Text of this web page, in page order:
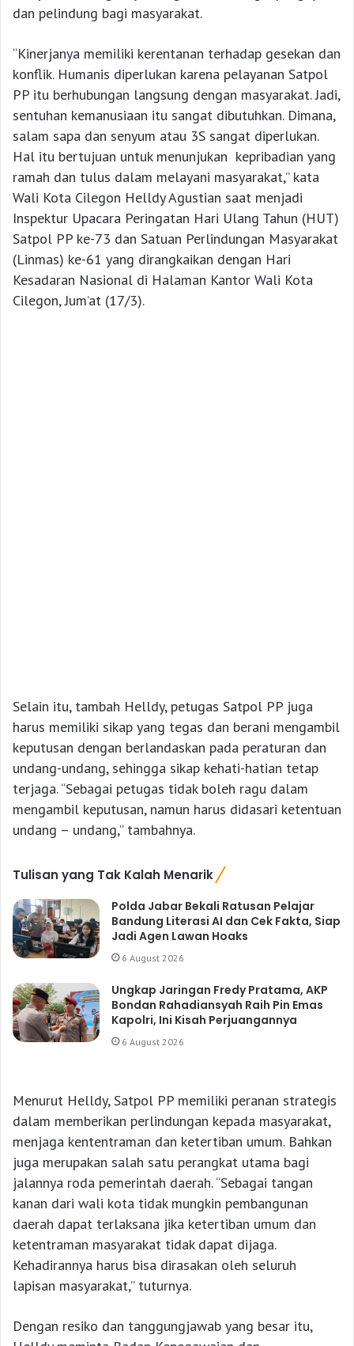
dan pelindung bagi masyarakat.
“Kinerjanya memiliki kerentanan terhadap gesekan dan
konflik. Humanis diperlukan karena pelayanan Satpol
PP itu berhubungan langsung dengan masyarakat. Jadi,
sentuhan kemanusiaan itu sangat dibutuhkan. Dimana,
salam sapa dan senyum atau 3S sangat diperlukan.
Hal itu bertujuan untuk menunjukan kepribadian yang
ramah dan tulus dalam melayani masyarakat,” kata
Wali Kota Cilegon Helldy Agustian saat menjadi
Inspektur Upacara Peringatan Hari Ulang Tahun (HUT)
Satpol PP ke-73 dan Satuan Perlindungan Masyarakat
(Linmas) ke-61 yang dirangkaikan dengan Hari
Kesadaran Nasional di Halaman Kantor Wali Kota
Cilegon, Jum’at (17/3).
Selain itu, tambah Helldy, petugas Satpol PP juga
harus memiliki sikap yang tegas dan berani mengambil
keputusan dengan berlandaskan pada peraturan dan
undang-undang, sehingga sikap kehati-hatian tetap
terjaga. “Sebagai petugas tidak boleh ragu dalam
mengambil keputusan, namun harus didasari ketentuan
undang – undang,” tambahnya.
Tulisan yang Tak Kalah Menarik
Polda Jabar Bekali Ratusan Pelajar
Bandung Literasi AI dan Cek Fakta, Siap
Jadi Agen Lawan Hoaks
6 August 2026
Ungkap Jaringan Fredy Pratama, AKP
Bondan Rahadiansyah Raih Pin Emas
Kapolri, Ini Kisah Perjuangannya
6 August 2026
Menurut Helldy, Satpol PP memiliki peranan strategis
dalam memberikan perlindungan kepada masyarakat,
menjaga kententraman dan ketertiban umum. Bahkan
juga merupakan salah satu perangkat utama bagi
jalannya roda pemerintah daerah. “Sebagai tangan
kanan dari wali kota tidak mungkin pembangunan
daerah dapat terlaksana jika ketertiban umum dan
ketentraman masyarakat tidak dapat dijaga.
Kehadirannya harus bisa dirasakan oleh seluruh
lapisan masyarakat,” tuturnya.
Dengan resiko dan tanggungjawab yang besar itu,